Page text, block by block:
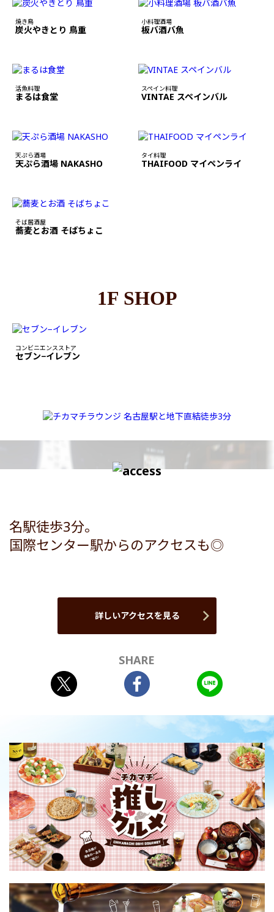
焼き鳥
炭火やきとり 鳥重
小料理酒場
板バ酒バ魚
活魚料理
まるは食堂
スペイン料理
VINTAE スペインバル
天ぷら酒場
天ぷら酒場 NAKASHO
タイ料理
THAIFOOD マイペンライ
そば居酒屋
蕎麦とお酒 そばちょこ
1F SHOP
コンビニエンスストア
セブン−イレブン
名駅徒歩3分。
国際センター駅からのアクセスも◎
詳しいアクセスを見る
SHARE